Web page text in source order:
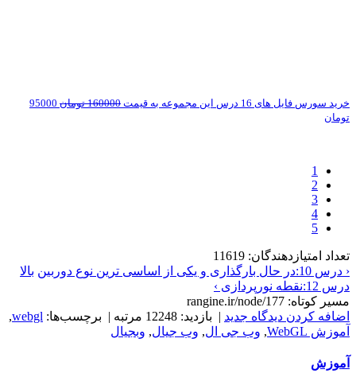
خرید سورس فایل های 16 درس این مجموعه به قیمت 160000 تومان
95000
تومان
1
2
3
4
5
تعداد امتیازدهندگان: 11619
‹ درس 10:در حال بارگذاری و یکی از اساسی ترین نوع دوربین
بالا
درس 12:نقطه نورپردازی ›
مسیر کوتاه: rangine.ir/node/177
اضافه کردن دیدگاه جدید | بازدید: 12248 مرتبه | برچسب‌ها: webgl
,
آموزش WebGL
, وب جی ال, وب جیال, وبجیال
آموزش